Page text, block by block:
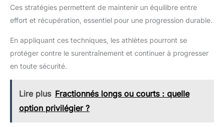
Ces stratégies permettent de maintenir un équilibre entre
effort et récupération, essentiel pour une progression durable.
En appliquant ces techniques, les athlètes pourront se
protéger contre le surentraînement et continuer à progresser
en toute sécurité.
Lire plus Fractionnés longs ou courts : quelle
option privilégier ?